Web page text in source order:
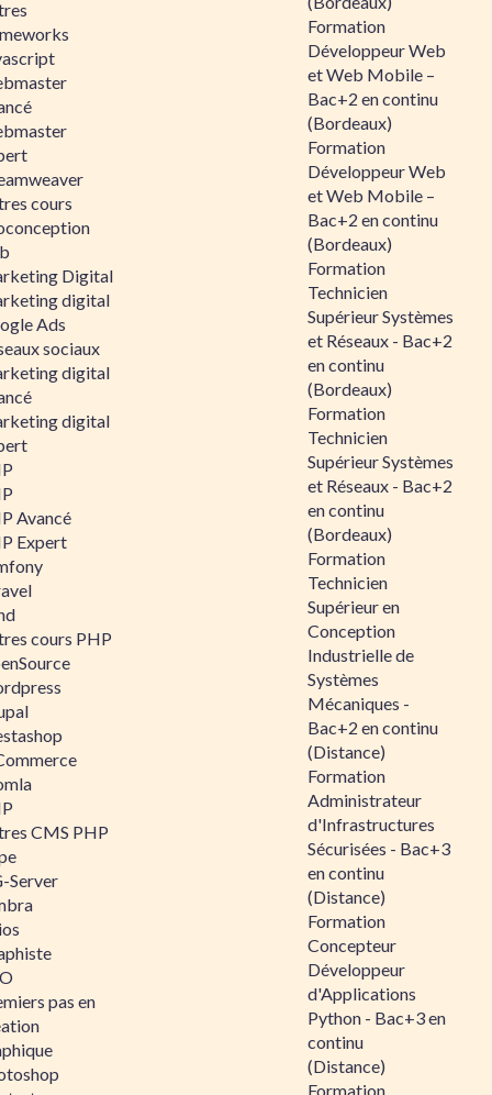
cours
Digital
digital
Ads
sociaux
digital
digital
Avancé
Expert
cours PHP
CMS PHP
Server
pas en
Formation
Développeur Web
et Web Mobile –
Bac+2 en continu
(Bordeaux)
Formation
Développeur Web
et Web Mobile –
Bac+2 en continu
(Bordeaux)
Formation
Technicien
Supérieur Systèmes
et Réseaux - Bac+2
en continu
(Bordeaux)
Formation
Technicien
Supérieur Systèmes
et Réseaux - Bac+2
en continu
(Bordeaux)
Formation
Technicien
Supérieur en
Conception
Industrielle de
Systèmes
Mécaniques -
Bac+2 en continu
(Distance)
Formation
Administrateur
d'Infrastructures
Sécurisées - Bac+3
en continu
(Distance)
Formation
Concepteur
Développeur
d'Applications
Python - Bac+3 en
continu
(Distance)
Formation